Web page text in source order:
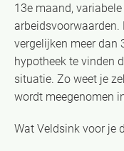
13e maand,
arbeidsvoorwaarden.
vergelijken meer dan
hypotheek te vinden
situatie. Zo weet je
wordt meegenomen
Wat Veldsink voor je